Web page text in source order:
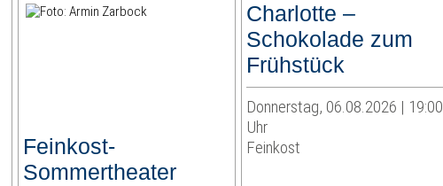
Feinkost-
Sommertheater
Charlotte –
Schokolade zum
Frühstück
Donnerstag, 06.08.2026 | 19:00
Uhr
Feinkost